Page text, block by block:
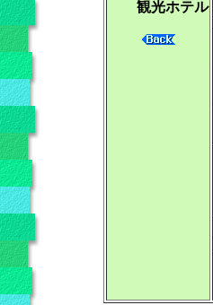
観光ホテル